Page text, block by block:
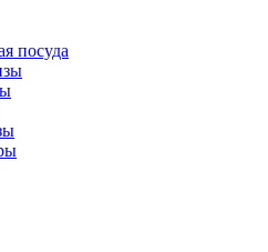
посуда